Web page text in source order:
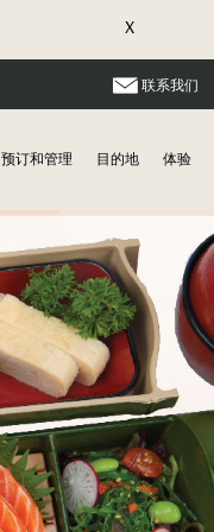
X
联系我们
预订和管理 目的地 体验